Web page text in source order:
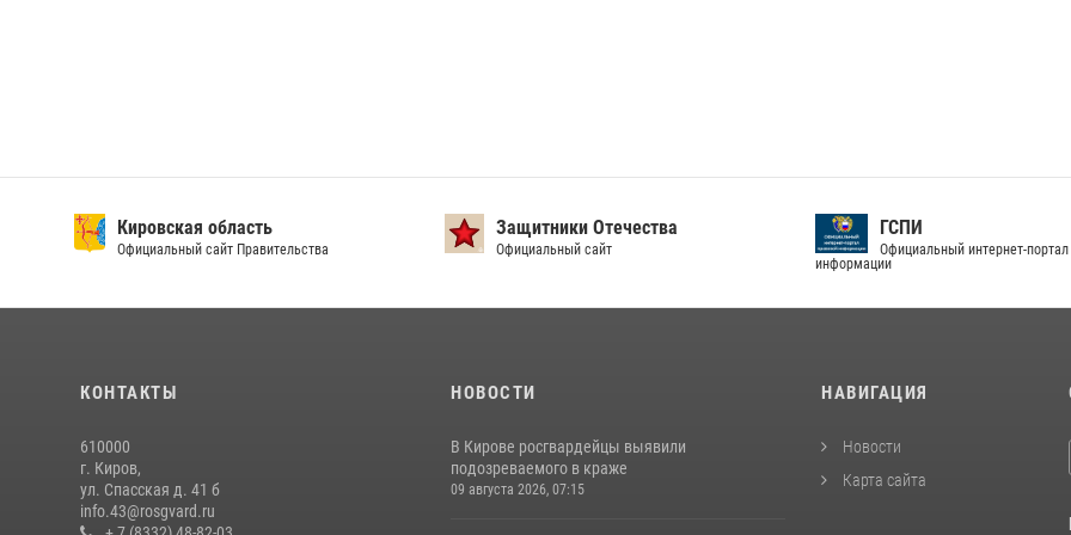
Кировская область
Официальный сайт Правительства
Защитники Отечества
Официальный сайт
ГСПИ
Официальный интернет-
информации
КОНТАКТЫ
610000
г. Киров,
ул. Спасская д. 41 б
info.43@rosgvard.ru
НОВОСТИ
В Кирове росгвардейцы выявили
подозреваемого в краже
09 августа 2026, 07:15
НАВИГАЦИЯ
Новости
Карта сайта